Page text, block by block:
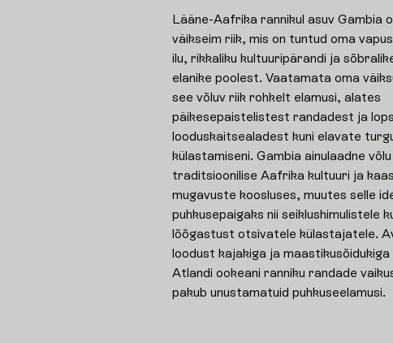
Lääne-Aafrika rannikul asuv Gambia
väikseim riik, mis on tuntud oma
ilu, rikkaliku kultuuripärandi ja
elanike poolest. Vaatamata oma
see võluv riik rohkelt elamusi, alates
päikesepaistelistest randadest ja
looduskaitsealadest kuni elavate
külastamiseni. Gambia ainulaadne
traditsioonilise Aafrika kultuuri ja
mugavuste koosluses, muutes selle
puhkusepaigaks nii seiklushimulistele
lõõgastust otsivatele külastajatele.
loodust kajakiga ja maastikusõidukiga
Atlandi ookeani ranniku randade
pakub unustamatuid puhkuseelamusi.